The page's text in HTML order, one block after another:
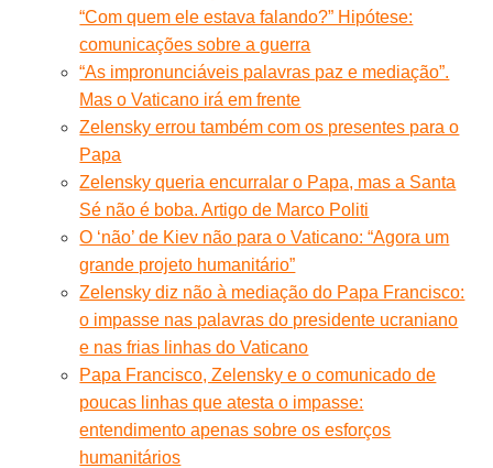
“Com quem ele estava falando?” Hipótese:
comunicações sobre a guerra
“As impronunciáveis palavras paz e mediação”.
Mas o Vaticano irá em frente
Zelensky errou também com os presentes para o
Papa
Zelensky queria encurralar o Papa, mas a Santa
Sé não é boba. Artigo de Marco Politi
O ‘não’ de Kiev não para o Vaticano: “Agora um
grande projeto humanitário”
Zelensky diz não à mediação do Papa Francisco:
o impasse nas palavras do presidente ucraniano
e nas frias linhas do Vaticano
Papa Francisco, Zelensky e o comunicado de
poucas linhas que atesta o impasse:
entendimento apenas sobre os esforços
humanitários